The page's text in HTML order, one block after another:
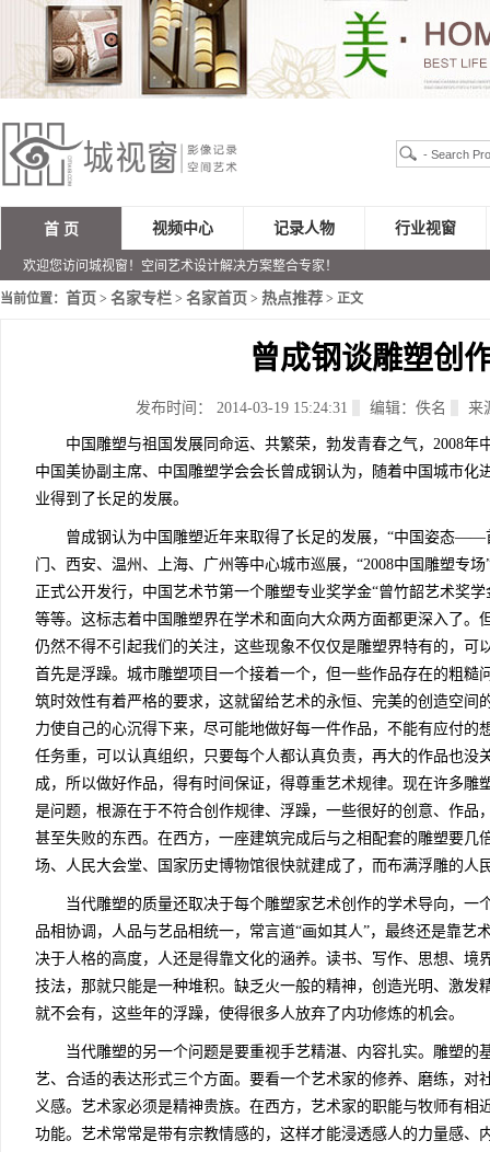
首 页
欢迎您访问城视窗！空间艺术设计解决方案整合专家！
视频中心 记录人物 行业视窗
当前位置： 首页 > 名家专栏 > 名家首页 > 热点推荐 > 正文
曾成钢谈雕塑创
发布时间： 2014-03-19 15:24:31 编辑：佚名 来
中国雕塑与祖国发展同命运、共繁荣，勃发青春之气，2008年
中国美协副主席、中国雕塑学会会长曾成钢认为，随着中国城市化
业得到了长足的发展。
曾成钢认为中国雕塑近年来取得了长足的发展，“中国姿态——
门、西安、温州、上海、广州等中心城市巡展，“2008中国雕塑专
正式公开发行，中国艺术节第一个雕塑专业奖学金“曾竹韶艺术奖
等等。这标志着中国雕塑界在学术和面向大众两方面都更深入了。
仍然不得不引起我们的关注，这些现象不仅仅是雕塑界特有的，可
首先是浮躁。城市雕塑项目一个接着一个，但一些作品存在的粗糙
筑时效性有着严格的要求，这就留给艺术的永恒、完美的创造空间
力使自己的心沉得下来，尽可能地做好每一件作品，不能有应付的
任务重，可以认真组织，只要每个人都认真负责，再大的作品也没
成，所以做好作品，得有时间保证，得尊重艺术规律。现在许多雕
是问题，根源在于不符合创作规律、浮躁，一些很好的创意、作品
甚至失败的东西。在西方，一座建筑完成后与之相配套的雕塑要几
场、人民大会堂、国家历史博物馆很快就建成了，而布满浮雕的人
当代雕塑的质量还取决于每个雕塑家艺术创作的学术导向，一
品相协调，人品与艺品相统一，常言道“画如其人”，最终还是靠艺
决于人格的高度，人还是得靠文化的涵养。读书、写作、思想、境
技法，那就只能是一种堆积。缺乏火一般的精神，创造光明、激发
就不会有，这些年的浮躁，使得很多人放弃了内功修炼的机会。
当代雕塑的另一个问题是要重视手艺精湛、内容扎实。雕塑的
艺、合适的表达形式三个方面。要看一个艺术家的修养、磨练，对
义感。艺术家必须是精神贵族。在西方，艺术家的职能与牧师有相
功能。艺术常常是带有宗教情感的，这样才能浸透感人的力量感、